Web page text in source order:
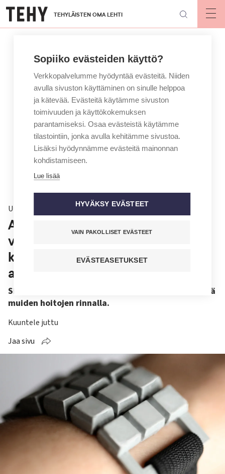
Hyppää
pääsisältöön
TEHYLÄISTEN OMA LEHTI
Uutinen
Auttaisiko ihoa silittävä laite
viinanhimoon? Aalto-yliopistossa
kehitetään uutta innovaatiota
alkoholismin hoitoon
Silityskoneen on tarkoitus tukea raittiutta yhdessä
muiden hoitojen rinnalla.
Kuuntele juttu
Jaa sivu
Sopiiko evästeiden käyttö?
Verkkopalvelumme hyödyntää evästeitä. Niiden
avulla sivuston käyttäminen on sinulle helppoa
ja kätevää. Evästeitä käytämme sivuston
toimivuuden ja käyttökokemuksen
parantamiseksi. Osaa evästeistä käytämme
tilastointiin, jonka avulla kehitämme sivustoa.
Lisäksi hyödynnämme evästeitä mainonnan
kohdistamiseen.
Lue lisää
HYVÄKSY EVÄSTEET
VAIN PAKOLLISET EVÄSTEET
EVÄSTEASETUKSET